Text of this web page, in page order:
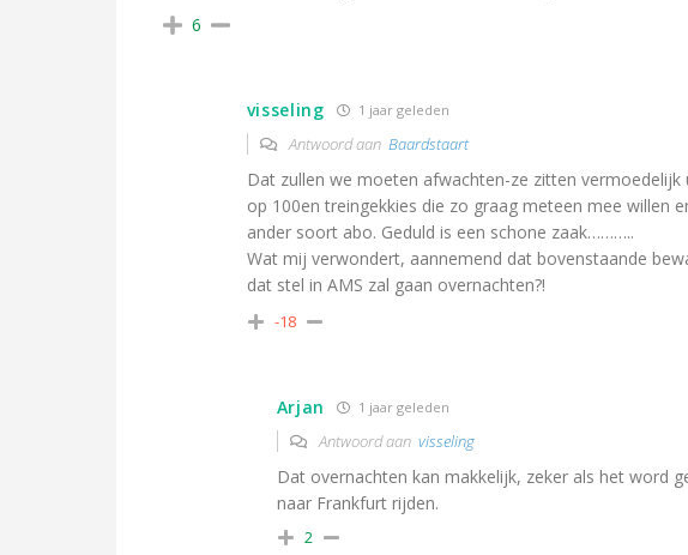
6
visseling 1 jaar geleden
Antwoord aan Baardstaart
Dat zullen we moeten afwachten-ze zitten
op 100en treingekkies die zo graag meteen mee willen
ander soort abo. Geduld is een schone zaak………..
Wat mij verwondert, aannemend dat bovenstaande
dat stel in AMS zal gaan overnachten?!
-18
Arjan 1 jaar geleden
Antwoord aan visseling
Dat overnachten kan makkelijk, zeker als het word
naar Frankfurt rijden.
2